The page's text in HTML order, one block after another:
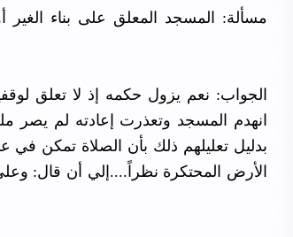
مسألة: المسجد المعلق على بناء
الجواب: نعم يزول حكمه إذ لا تعلق
انهدم المسجد وتعذرت إعادته لم يصر
بدليل تعليلهم ذلك بأن الصلاة
الأرض المحتكرة نظراً....إ لي أن قال: